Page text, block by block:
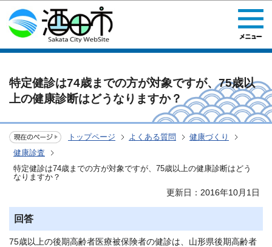
このページの本文へ移動
特定健診は74歳までの方が対象ですが、75歳以
上の健康診断はどうなりますか？
トップページ よくある質問
健康づくり
健康診査
特定健診は74歳までの方が対象ですが、75歳以上の健康診断はどう
なりますか？
更新日：2016年10月1日
回答
75歳以上の後期高齢者医療被保険者の健診は、山形県後期高齢者